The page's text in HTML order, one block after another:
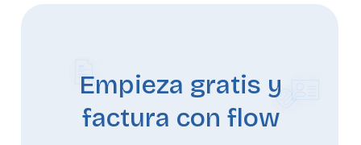
Empieza gratis y
factura con flow